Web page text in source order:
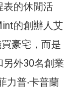
表的休閒活
的創辦人艾
豪宅，而是
外30名創業
力普‧卡普蘭